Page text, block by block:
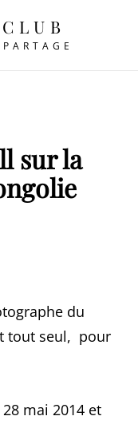
sur la
du
tout seul, pour
mai 2014 et